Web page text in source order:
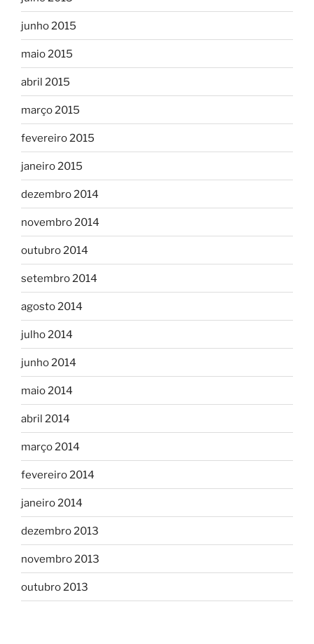
junho 2015
maio 2015
abril 2015
março 2015
fevereiro 2015
janeiro 2015
dezembro 2014
novembro 2014
outubro 2014
setembro 2014
agosto 2014
julho 2014
junho 2014
maio 2014
abril 2014
março 2014
fevereiro 2014
janeiro 2014
dezembro 2013
novembro 2013
outubro 2013